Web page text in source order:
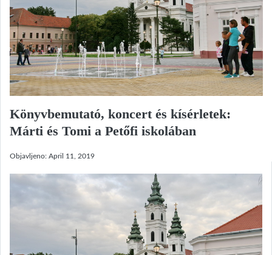
Könyvbemutató, koncert és kísérletek:
Márti és Tomi a Petőfi iskolában
Objavljeno: April 11, 2019